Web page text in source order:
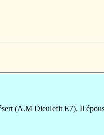
(A.M Dieulefit E7). Il